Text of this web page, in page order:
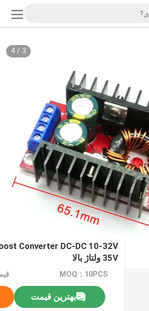
3
/
4
35V ولتاژ بالا
MOQ：10PCS
بهترین قیمت